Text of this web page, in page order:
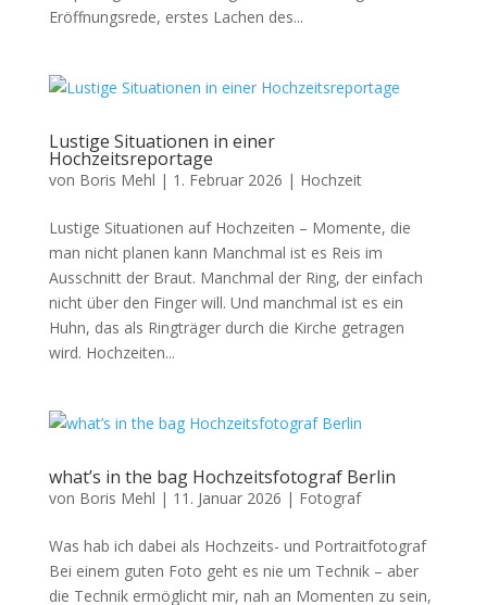
Eröffnungsrede, erstes Lachen des...
Lustige Situationen in einer
Hochzeitsreportage
von Boris Mehl | 1. Februar 2026 | Hochzeit
Lustige Situationen auf Hochzeiten – Momente, die
man nicht planen kann Manchmal ist es Reis im
Ausschnitt der Braut. Manchmal der Ring, der einfach
nicht über den Finger will. Und manchmal ist es ein
Huhn, das als Ringträger durch die Kirche getragen
wird. Hochzeiten...
what’s in the bag Hochzeitsfotograf Berlin
von Boris Mehl | 11. Januar 2026 | Fotograf
Was hab ich dabei als Hochzeits- und Portraitfotograf
Bei einem guten Foto geht es nie um Technik – aber
die Technik ermöglicht mir, nah an Momenten zu sein,